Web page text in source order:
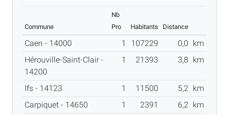
Commune
Nb
Pro
Habitants Distance
Caen - 14000 1 107229 0,0
km
Hérouville-Saint-Clair -
14200
1 21393 3,8 km
Ifs - 14123 1 11500 5,2 km
Carpiquet - 14650
1 2391 6,2 km